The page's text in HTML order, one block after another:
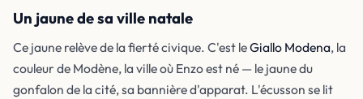
Un jaune de sa ville natale
Ce jaune relève de la fierté civique. C'est leGiallo Modena, la
couleur de Modène, la ville où Enzo est né — le jaune du
gonfalon de la cité, sa bannière d'apparat. L'écusson se lit